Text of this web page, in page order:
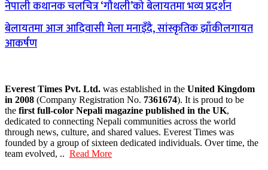
नेपाली कथानक चलचित्र ‘गौथली’को बेलायतमा भव्य प्रदर्शन
बेलायतमा आज आदिवासी मेला मनाइँदै, सांस्कृतिक झाँकीलगायत
आकर्षण
Everest Times Pvt. Ltd. was established in the United Kingdom
in 2008 (Company Registration No. 7361674). It is proud to be
the first full-color Nepali magazine published in the UK,
dedicated to connecting Nepali communities across the world
through news, culture, and shared values. Everest Times was
founded by a group of sixteen dedicated individuals. Over time, the
team evolved, .. Read More